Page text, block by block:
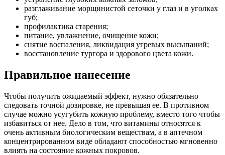
разглаживание морщинистой сеточки у глаз и в уголках
губ;
профилактика старения;
питание, увлажнение, очищение кожи;
снятие воспаления, ликвидация угревых высыпаний;
восстановление тургора и здорового цвета кожи.
Правильное нанесение
Чтобы получить ожидаемый эффект, нужно обязательно
следовать точной дозировке, не превышая ее. В противном
случае можно усугубить кожную проблему, вместо того чтобы
избавиться от нее. Дело в том, что витамины относятся к
очень активным биологическим веществам, а в аптечном
концентрированном виде обладают способностью мгновенно
влиять на состояние кожных покровов.